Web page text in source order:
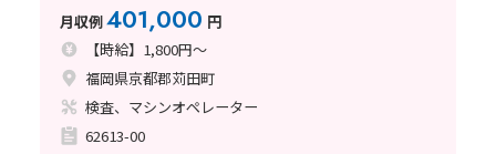
月収例401,000 円
【時給】1,800円～
福岡県京都郡苅田町
検査、マシンオペレーター
62613-00